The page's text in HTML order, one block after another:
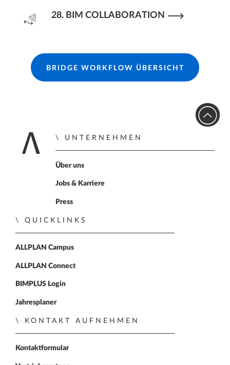
28. BIM COLLABORATION
BRIDGE WORKFLOW ÜBERSICHT
Zur Startseite
UNTERNEHMEN
Über uns
Jobs & Karriere
Press
QUICKLINKS
ALLPLAN Campus
ALLPLAN Connect
BIMPLUS Login
Jahresplaner
KONTAKT AUFNEHMEN
Kontaktformular